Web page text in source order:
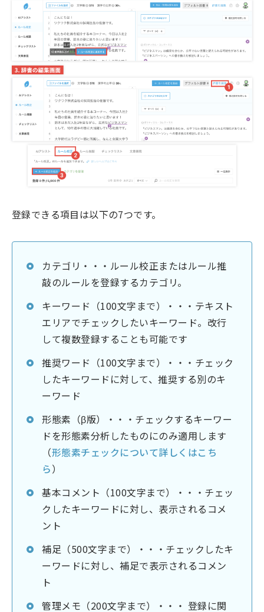
登録できる項目は以下の7つです。
カテゴリ・・・ルール校正またはルール推
敲のルールを登録するカテゴリ。
キーワード（100文字まで）・・・テキスト
エリアでチェックしたいキーワード。改行
して複数登録することも可能です
推奨ワード（100文字まで）・・・チェック
したキーワードに対して、推奨する別のキ
ーワード
形態素（β版）・・・チェックするキーワー
ドを形態素分析したものにのみ適用します
（形態素チェックについて詳しくはこち
ら）
基本コメント（100文字まで）・・・チェッ
クしたキーワードに対し、表示されるコメ
ント
補足（500文字まで）・・・チェックしたキ
ーワードに対し、補足で表示されるコメン
ト
管理メモ（200文字まで）・・・ 登録に関